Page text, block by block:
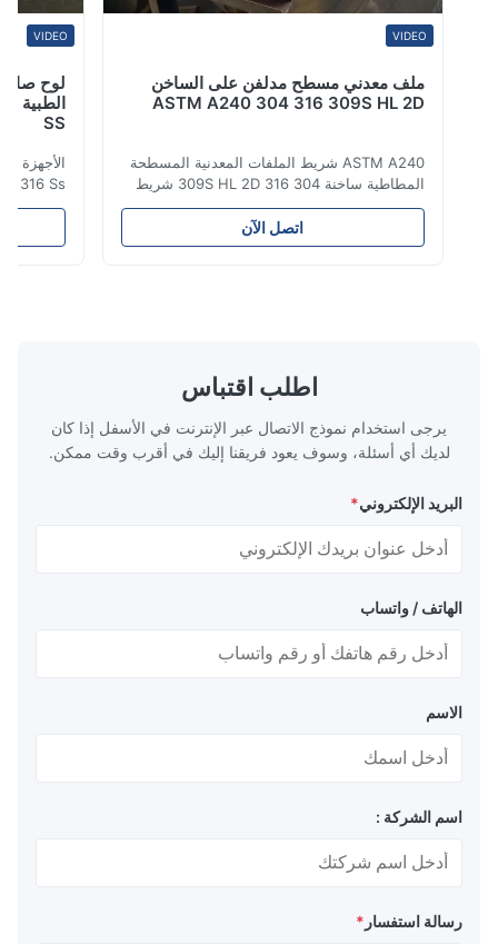
ملف معدني مسطح مدلفن على الساخن
ASTM A240 304 316 309S HL 2D
ASTM A240 شريط الملفات المعدنية المسطحة
المطاطية ساخنة 304 316 309S HL 2D شريط
لفائف الفولاذ المقاوم للصدأ المطاط الساخن /
ASTM A240 مواصفات المنتج اسم المنتج بطاقة
اتصل الآن
لوح صاج
المنتج الصفائح
اطلب اقتباس
يرجى استخدام نموذج الاتصال عبر الإنترنت في الأسفل إذا كان
لديك أي أسئلة، وسوف يعود فريقنا إليك في أقرب وقت ممكن.
البريد الإلكتروني*
الهاتف / واتساب
اسم الشركة :
رسالة استفسار*